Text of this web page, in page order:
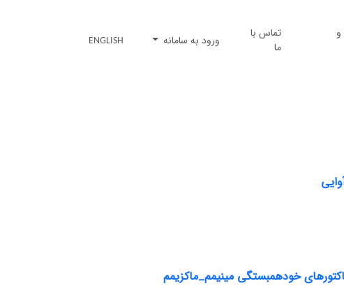
و
تماس با
ما
ورود به سامانه ENGLISH
خودهمبستگی مینیمم_ماکزیمم